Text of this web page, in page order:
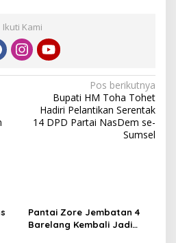
Ikuti Kami
Pos berikutnya
Bupati HM Toha Tohet
Hadiri Pelantikan Serentak
14 DPD Partai NasDem se-
Sumsel
Pantai Zore Jembatan 4
Barelang Kembali Jadi